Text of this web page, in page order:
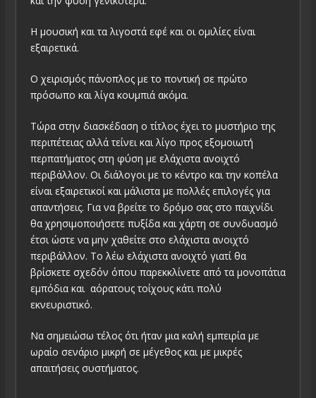
Η μουσική και τα λιγοστά εφέ και οι ομιλίες είναι
εξαιρετικά.
Ο χειρισμός πάνοπλος με το ποντική σε πρώτο
πρόσωπο και λίγα κουμπιά ακόμα.
Τώρα στην διασκέδαση ο τίτλος έχει το μυστήριο της
περιπέτειας αλλά τείνει και λίγο προς εξομοιωτή
περπατήματος στη φύση με ελάχιστα ανοιχτό
περιβάλλον. Οι διάλογοι με το κέντρο και την κοπέλα
είναι εξαιρετικοί και μάλιστα με πολλές επιλογές για
απαντήσεις. Για να βρείτε το δρόμο σας στο παιχνίδι
θα χρησιμοποιήσετε πυξίδα και χάρτη σε συνδυασμό
έτσι ώστε να μην χαθείτε στο ελάχιστα ανοιχτό
περιβάλλον. Το λέω ελάχιστα ανοιχτό γιατί θα
βρίσκετε σχεδόν όπου παρεκκλίνετε από τα μονοπάτια
εμπόδια και αόρατους τοίχους κάτι πολύ
εκνευριστικό.
Να σημειώσω τέλος ότι ήταν μια καλή εμπειρία με
ωραίο σενάριο μικρή σε μέγεθος και με μικρές
απαιτήσεις συστήματος.